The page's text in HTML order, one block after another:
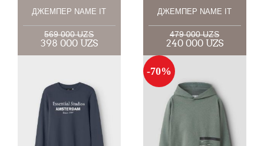
ДЖЕМПЕР NAME IT
569 000 UZS
398 000 UZS
ДЖЕМПЕР NAME IT
479 000 UZS
240 000 UZS
-70%